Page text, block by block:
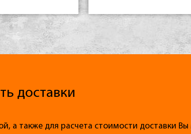
доставки
а также для расчета стоимости доставки